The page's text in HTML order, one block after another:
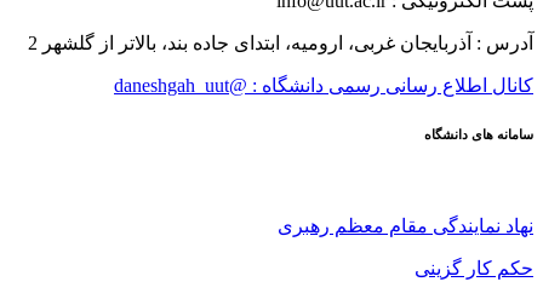
آدرس : آذربایجان غربی، ارومیه، ابتدای جاده بند، بالاتر از گلشهر 2
کانال اطلاع رسانی رسمی دانشگاه : @daneshgah_uut
سامانه های دانشگاه
نهاد نمایندگی مقام معظم رهبری
حکم کار گزینی